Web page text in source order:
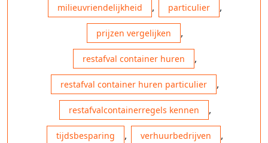
milieuvriendelijkheid , particulier ,
prijzen vergelijken ,
restafval container huren ,
restafval container huren particulier ,
restafvalcontainerregels kennen ,
tijdsbesparing , verhuurbedrijven ,